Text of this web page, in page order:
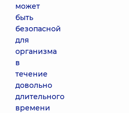
может
быть
безопасной
для
организма
в
течение
довольно
длительного
времени